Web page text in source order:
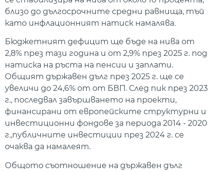
близо до дългосрочните средни равнища, тъй
като инфлационният натиск намалява.
Бюджетният дефицит ще бъде на нива от
2,8% през тази година и от 2,9% през 2025 г. под
натиска на ръста на пенсии и заплати.
Общият държавен дълг през 2025 г. ще се
увеличи до 24,6% от от БВП. След пик през 2023
г., последвал завършването на проекти,
финансирани от европейските структурни и
инвестиционни фондове за периода 2014 - 2020
г.,публичните инвестиции през 2024 г. се
очаква да намалеят.
Общото съотношение на държавен дълг